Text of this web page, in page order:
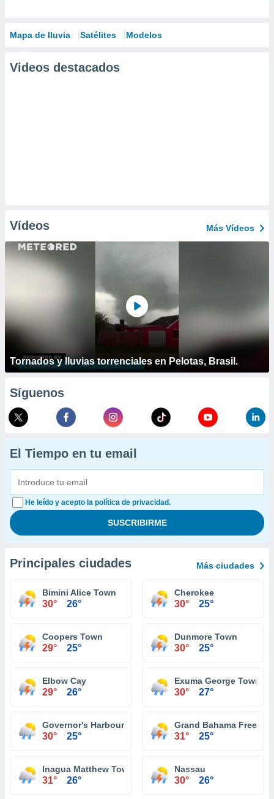
Mapa de lluvia Satélites Modelos
Videos destacados
Vídeos Más Vídeos
Tornados y lluvias torrenciales en Pelotas, Brasil.
Síguenos
El Tiempo en tu email
He leído y acepto la política de privacidad.
Principales ciudades Más ciudades
Bimini Alice Town
30° 26°
Cherokee
30° 25°
Coopers Town
29° 25°
Dunmore Town
30° 25°
Elbow Cay
29° 26°
Exuma George Town
30° 27°
Governor's Harbour
30° 25°
Grand Bahama Freeport
31° 25°
Inagua Matthew Town
31° 26°
Nassau
30° 26°